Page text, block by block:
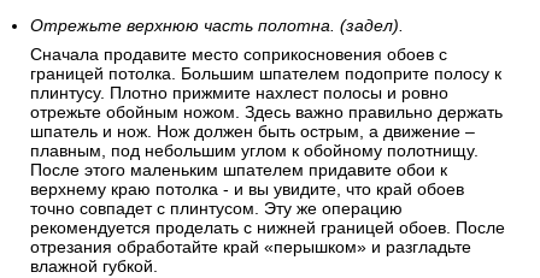
Отрежьте верхнюю часть полотна. (задел).
Сначала продавите место соприкосновения обоев с
границей потолка. Большим шпателем подоприте полосу к
плинтусу. Плотно прижмите нахлест полосы и ровно
отрежьте обойным ножом. Здесь важно правильно держать
шпатель и нож. Нож должен быть острым, а движение –
плавным, под небольшим углом к обойному полотнищу.
После этого маленьким шпателем придавите обои к
верхнему краю потолка - и вы увидите, что край обоев
точно совпадет с плинтусом. Эту же операцию
рекомендуется проделать с нижней границей обоев. После
отрезания обработайте край «перышком» и разгладьте
влажной губкой.